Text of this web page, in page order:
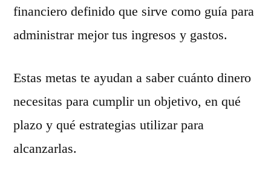
financiero definido que sirve como guía para
administrar mejor tus ingresos y gastos.
Estas metas te ayudan a saber cuánto dinero
necesitas para cumplir un objetivo, en qué
plazo y qué estrategias utilizar para
alcanzarlas.